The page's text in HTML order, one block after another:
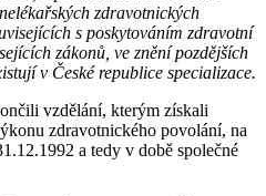
zdravotnických
s poskytováním zdravotní
zákonů, ve znění pozdějších
v České republice specializace.
vzdělání, kterým získali
zdravotnického povolání, na
a tedy v době společné